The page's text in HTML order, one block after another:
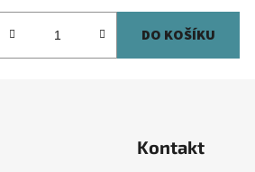
DO KOŠÍKU
Kontakt